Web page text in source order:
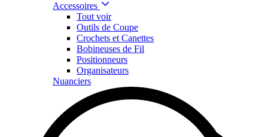
Accessoires
Tout voir
Outils de Coupe
Crochets et Canettes
Bobineuses de Fil
Positionneurs
Organisateurs
Nuanciers